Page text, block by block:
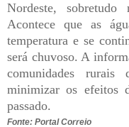
Nordeste,
Acontece que as
temperatura e se
será chuvoso. A
comunidades rurais
minimizar os efeitos
passado.
Fonte: Portal Correio